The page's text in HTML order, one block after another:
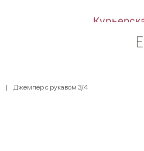
Джемпер с рукавом 3/4